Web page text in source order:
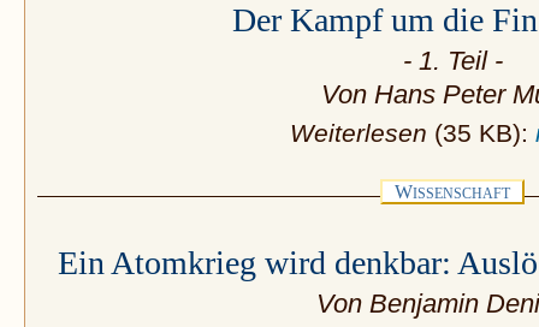
Der Kampf um die
- 1. Teil -
Von Hans Peter
Weiterlesen (35 KB):
WISSENSCHAFT
Ein Atomkrieg wird denkbar:
Von Benjamin